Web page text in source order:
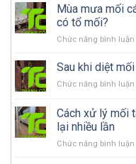
Mùa mưa mối
có tổ mối?
Chức năng bình luận
Sau khi diệt
Chức năng bình luận
Cách xử lý mối
lại nhiều lần
Chức năng bình luận